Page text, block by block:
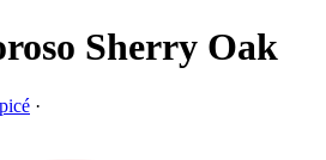
Sherry Oak
·